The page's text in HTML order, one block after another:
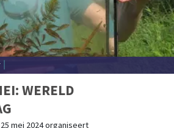
WERELD
mei 2024 organiseert